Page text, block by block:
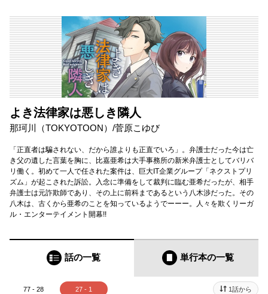
よき法律家は悪しき隣人
那珂川（TOKYOTOON） /菅原こゆび
「正直者は騙されない、だから誰よりも正直でいろ」。弁護士だった今は亡
き父の遺した言葉を胸に、比嘉亜希は大手事務所の新米弁護士としてバリバ
リ働く。初めて一人で任された案件は、巨大IT企業グループ「ネクストプリ
ズム」が起こされた訴訟。入念に準備をして裁判に臨む亜希だったが、相手
弁護士は元詐欺師であり、その上に前科まであるという八木渉だった。その
八木は、古くから亜希のことを知っているようでーーー。人々を欺くリーガ
ル・エンターテイメント開幕!!
話の一覧 単行本の一覧
77 - 28 27 - 1 1話から